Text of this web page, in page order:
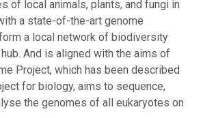
of local animals, plants, and fungi in
a state-of-the-art genome
a local network of biodiversity
And is aligned with the aims of
Project, which has been described
for biology, aims to sequence,
the genomes of all eukaryotes on